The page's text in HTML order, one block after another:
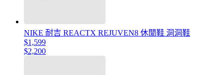
NIKE 耐吉 REACTX REJUVEN8 休閒鞋 洞洞鞋
$1,599
$2,200